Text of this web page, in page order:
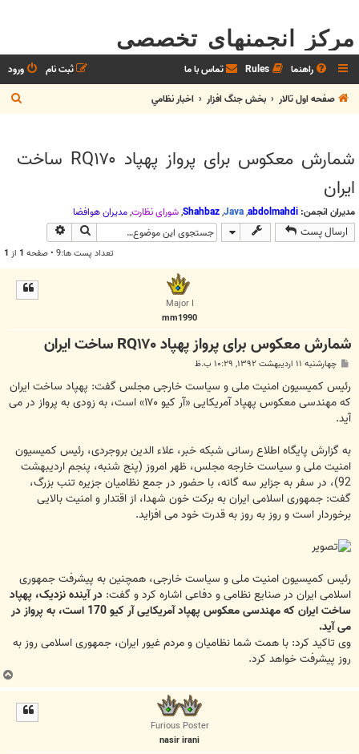
مرکز انجمنهای تخصصی
راهنما Rules تماس با ما ورود
ثبت نام
صفحه اول تالار
بخش جنگ افزار اخبار نظامي
س
شمارش معکوس برای پرواز پهپاد RQ۱۷۰ ساخت
ایران
مدیران انجمن: abdolmahdi
,
Java
,
Shahbaz
,شوراي نظارت,مديران هوافضا
ارسال پست جستجو
تعداد پست ها:9 • صفحه 1 از 1
Major I
mm1990
شمارش معکوس برای پرواز پهپاد RQ۱۷۰ ساخت ایران
س
ت
چهارشنبه ۱۱ اردیبهشت ۱۳۹۲, ۱۰:۲۹ ب.ظ
رئیس کمیسیون امنیت ملی و سیاست خارجی مجلس گفت: پهپاد ساخت ایران
که مهندسی معکوس پهپاد آمریکایی «آر کیو ۱۷۰» است، به زودی به پرواز در می
آید.
به گزارش پایگاه اطلاع رسانی شبکه خبر، علاء الدین بروجردی، رئیس کمیسیون
امنیت ملی و سیاست خارجه مجلس، ظهر امروز (پنج شنبه، پنجم اردیبهشت‌
92)، در سفر به جزایر سه گانه، با حضور در جمع نظامیان جزیره تنب بزرگ،
گفت: جمهوری اسلامی ایران به برکت خون شهدا، از اقتدار و امنیت بالایی
برخوردار است و روز به روز به قدرت خود می افزاید.
رئیس کمیسیون امنیت ملی و سیاست خارجی، همچنین به پیشرفت جمهوری
اسلامی ایران در صنایع نظامی و دفاعی اشاره کرد و گفت: در آینده نزدیک، پهپاد
ساخت ایران که مهندسی معکوس پهپاد آمریکایی آر کیو 170 است، به پرواز در
می آید.
وی تاکید کرد: با همت شما نظامیان و مردم غیور ایران، جمهوری اسلامی روز به
روز پیشرفت خواهد کرد.
Furious Poster
nasir irani